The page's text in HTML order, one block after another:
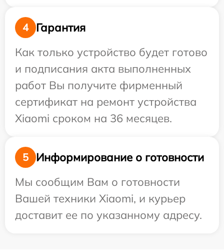
4
Гарантия
Как только устройство будет готово
и подписания акта выполненных
работ Вы получите фирменный
сертификат на ремонт устройства
Xiaomi сроком на 36 месяцев.
5
Информирование о готовности
Мы сообщим Вам о готовности
Вашей техники Xiaomi, и курьер
доставит ее по указанному адресу.